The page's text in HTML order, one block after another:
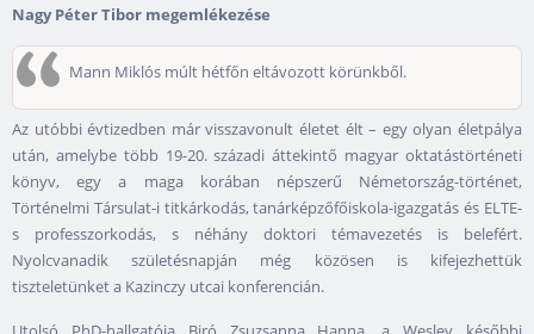
Nagy Péter Tibor megemlékezése
Mann Miklós múlt hétfőn eltávozott körünkből.
Az utóbbi évtizedben már visszavonult életet élt – egy olyan életpálya
után, amelybe több 19-20. századi áttekintő magyar oktatástörténeti
könyv, egy a maga korában népszerű Németország-történet,
Történelmi Társulat-i titkárkodás, tanárképzőfőiskola-igazgatás és ELTE-
s professzorkodás, s néhány doktori témavezetés is belefért.
Nyolcvanadik születésnapján még közösen is kifejezhettük
tiszteletünket a Kazinczy utcai konferencián.